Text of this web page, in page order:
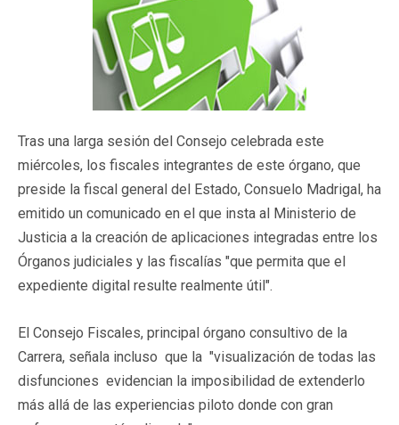
Tras una larga sesión del Consejo celebrada este
miércoles, los fiscales integrantes de este órgano, que
preside la fiscal general del Estado, Consuelo Madrigal, ha
emitido un comunicado en el que insta al Ministerio de
Justicia a la creación de aplicaciones integradas entre los
Órganos judiciales y las fiscalías "que permita que el
expediente digital resulte realmente útil".
El Consejo Fiscales, principal órgano consultivo de la
Carrera, señala incluso que la "visualización de todas las
disfunciones evidencian la imposibilidad de extenderlo
más allá de las experiencias piloto donde con gran